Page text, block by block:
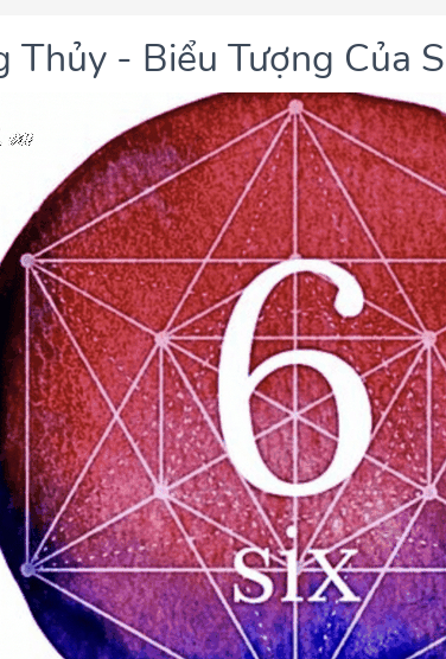
Thủy - Biểu Tượng Của